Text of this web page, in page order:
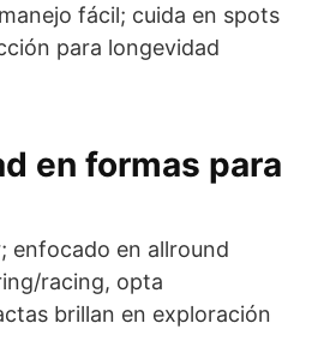
fácil; cuida en spots
para longevidad
en formas para
enfocado en allround
racing, opta
brillan en exploración